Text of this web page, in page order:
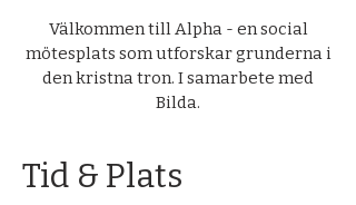
Välkommen till Alpha - en social
mötesplats som utforskar grunderna i
den kristna tron. I samarbete med
Bilda.
Tid & Plats